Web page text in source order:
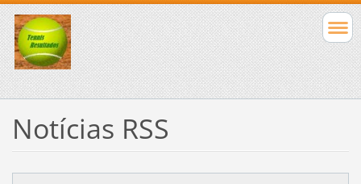
Notícias RSS